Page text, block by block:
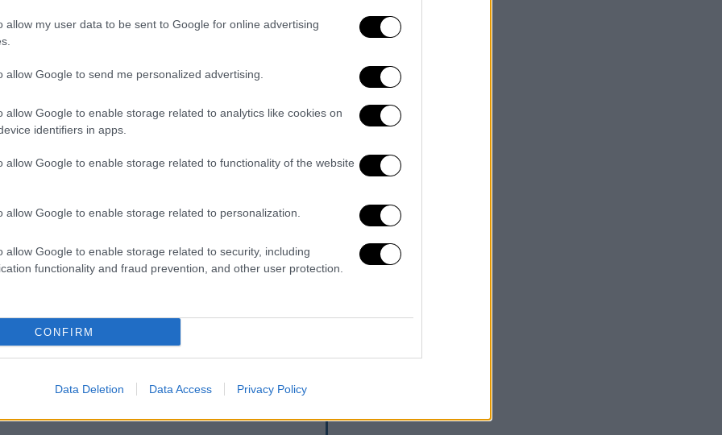
allow my user data to be sent to Google for online advertising
allow Google to send me personalized advertising.
allow Google to enable storage related to analytics like cookies on
identifiers in apps.
allow Google to enable storage related to functionality of the website
allow Google to enable storage related to personalization.
allow Google to enable storage related to security, including
functionality and fraud prevention, and other user protection.
CONFIRM
Data Deletion Data Access Privacy Policy
ακαριαίο θάνατο στο σημείο.
έχει συλληφθεί από την
αίτια του δυστυχήματος. Στο
του Εργατικού Κέντρου Ιωαννίνων,
κάτω από τις οποίες συνέβη το
έκανε λόγο για ένα«νέο εργοδοτικό
πλήρη διαλεύκανση των αιτιών του
ότι οι
τοπική κοινωνία εκφράζει τη βαθιά της
της εργασίας συνεχίζει να μεγαλώνει.
ΕΘΝΟΣ θα παρεμβαίνει και τα προσβλητικά σχόλια θα